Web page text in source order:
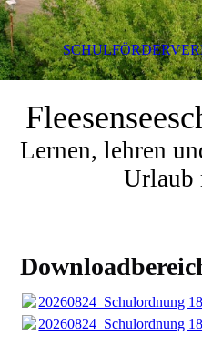
Lernen, lehren
Urlaub
20260824_Schulordnung
20260824_Schulordnung